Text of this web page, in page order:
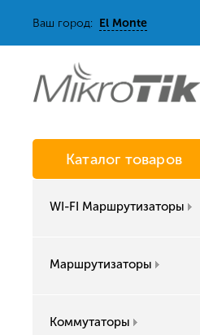
Ваш город: El Monte
Каталог товаров
WI-FI Маршрутизаторы
Маршрутизаторы
Коммутаторы